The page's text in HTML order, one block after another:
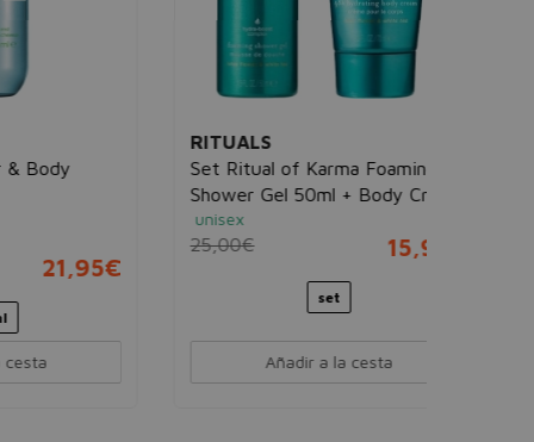
Set Ritual of Karma Foaming
Shower Gel 50ml + Body Cream
Añadir a la cesta